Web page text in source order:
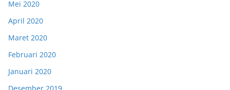
Mei 2020
April 2020
Maret 2020
Februari 2020
Januari 2020